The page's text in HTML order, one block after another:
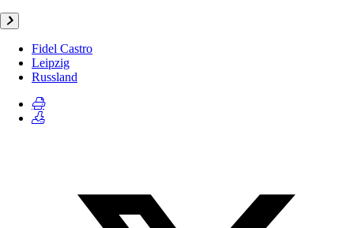
Fidel Castro
Leipzig
Russland